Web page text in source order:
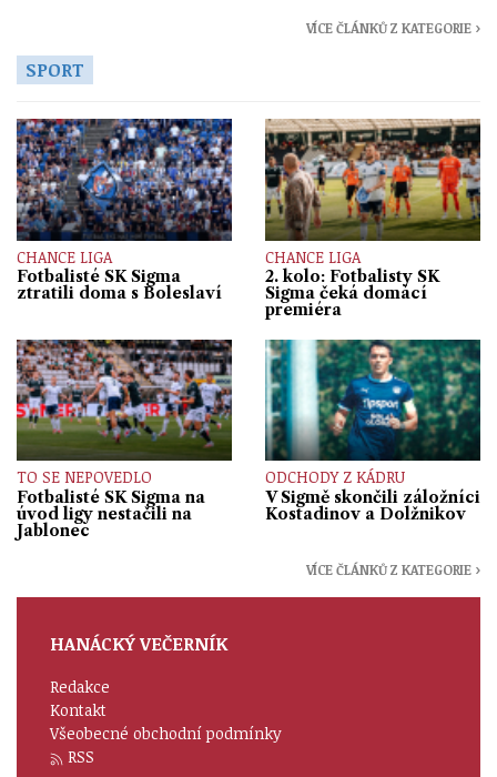
VÍCE ČLÁNKŮ Z KATEGORIE ›
SPORT
CHANCE LIGA
Fotbalisté SK Sigma
ztratili doma s Boleslaví
CHANCE LIGA
2. kolo: Fotbalisty SK
Sigma čeká domácí
premiéra
TO SE NEPOVEDLO
Fotbalisté SK Sigma na
úvod ligy nestačili na
Jablonec
ODCHODY Z KÁDRU
V Sigmě skončili záložníci
Kostadinov a Dolžnikov
VÍCE ČLÁNKŮ Z KATEGORIE ›
HANÁCKÝ VEČERNÍK
Redakce
Kontakt
Všeobecné obchodní podmínky
RSS